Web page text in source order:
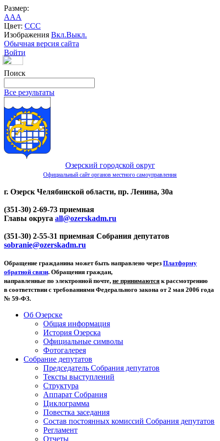
Размер:
AAA
Цвет: CCC
Изображения Вкл.Выкл.
Обычная версия сайта
Войти
Поиск
Все результаты
Озерский городской округ
Официальный сайт органов местного самоуправления
г. Озерск Челябинской области, пр. Ленина, 30а
(351-30) 2-69-73 приемная
Главы округа all@ozerskadm.ru
(351-30) 2-55-31 приемная Собрания депутатов
sobranie@ozerskadm.ru
Обращение гражданина может быть направлено через Платформу
обратной связи. Обращения граждан,
направленные по электронной почте, не принимаются к рассмотрению
в соответствии с требованиями Федерального закона от 2 мая 2006 года
№ 59-ФЗ.
Об Озерске
Общая информация
История Озерска
Официальные символы
Фотогалерея
Собрание депутатов
Председатель Собрания депутатов
Тексты выступлений
Структура
Аппарат Собрания
Циклограмма
Повестка заседания
Состав постоянных комиссий Собрания депутатов
Регламент
Отчеты